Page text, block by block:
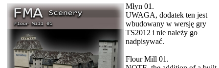
Młyn 01.
UWAGA, dodatek ten jest
wbudowany w wersję gry
TS2012 i nie należy go
nadpisywać.
Flour Mill 01.